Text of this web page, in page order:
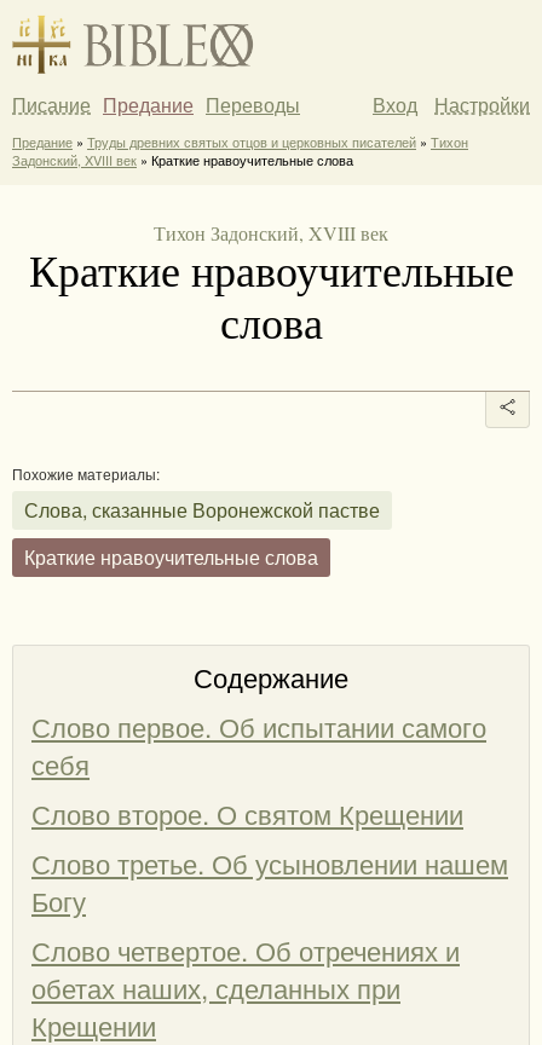
Писание Предание Переводы Вход Настройки
Предание » Труды древних святых отцов и церковных писателей » Тихон
Задонский, XVIII век » Краткие нравоучительные слова
Тихон Задонский, XVIII век
Краткие нравоучительные
слова
Похожие материалы:
Слова, сказанные Воронежской пастве
Краткие нравоучительные слова
Содержание
Слово первое. Об испытании самого
себя
Слово второе. О святом Крещении
Слово третье. Об усыновлении нашем
Богу
Слово четвертое. Об отречениях и
обетах наших, сделанных при
Крещении